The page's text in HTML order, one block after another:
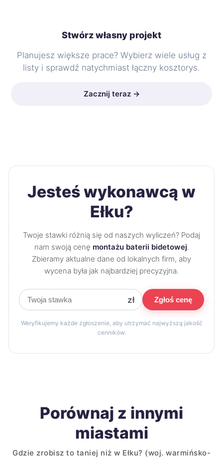
Stwórz własny projekt
Planujesz większe prace? Wybierz wiele usług z
listy i sprawdź natychmiast łączny kosztorys.
Zacznij teraz →
Jesteś wykonawcą w
Ełku?
Twoje stawki różnią się od naszych wyliczeń? Podaj
nam swoją cenę montażu baterii bidetowej.
Zbieramy aktualne dane od lokalnych firm, aby
wycena była jak najbardziej precyzyjna.
zł Zgłoś cenę
Weryfikujemy każde zgłoszenie, aby utrzymać najwyższą jakość
cenników.
Porównaj z innymi
miastami
Gdzie zrobisz to taniej niż w Ełku? (woj. warmińsko-